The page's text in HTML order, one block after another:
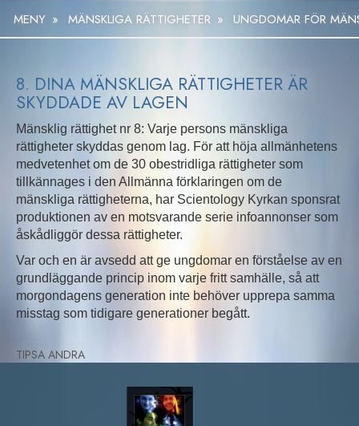
MENY » MÄNSKLIGA RÄTTIGHETER » UNGDOMAR FÖR
8. DINA MÄNSKLIGA RÄTTIGHETER ÄR
SKYDDADE AV LAGEN
Mänsklig rättighet nr 8: Varje persons mänskliga
rättigheter skyddas genom lag. För att höja allmänhetens
medvetenhet om de 30 obestridliga rättigheter som
tillkännages i den Allmänna förklaringen om de
mänskliga rättigheterna, har Scientology Kyrkan sponsrat
produktionen av en motsvarande serie infoannonser som
åskådliggör dessa rättigheter.
Var och en är avsedd att ge ungdomar en förståelse av en
grundläggande princip inom varje fritt samhälle, så att
morgondagens generation inte behöver upprepa samma
misstag som tidigare generationer begått.
TIPSA ANDRA